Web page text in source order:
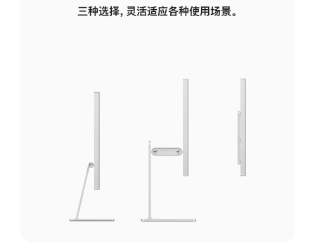
三种选择，灵活适应各种使用场景。